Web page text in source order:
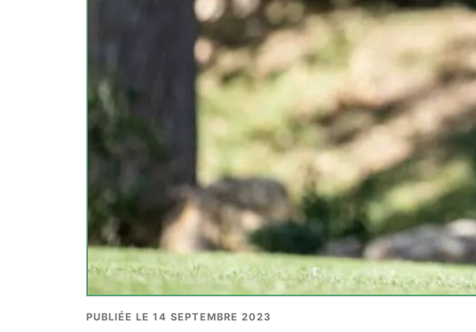
PUBLIÉE LE 14 SEPTEMBRE 2023